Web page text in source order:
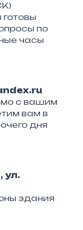
по
часы
с вашим
вам в
дня
ул.
здания